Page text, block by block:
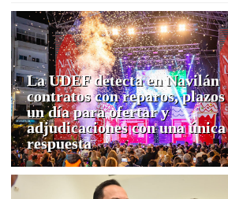
La UDEF detecta en Navilán
contratos con reparos, plazos
un día para ofertar y
adjudicaciones con una única
respuesta